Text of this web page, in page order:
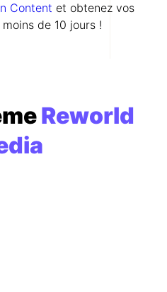
Content et obtenez vos
de 10 jours !
Reworld